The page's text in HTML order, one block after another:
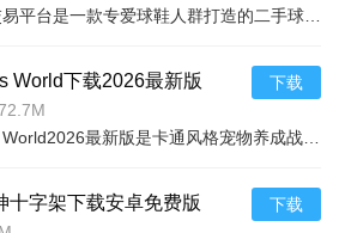
景；无论是需要快速入会、共享数据，
用、专业稳定”为核心，所有基础功能免
用户专注于会议内容而非技术操作。
World下载2026最新版
卓版
下载
十字架下载安卓免费版
下载